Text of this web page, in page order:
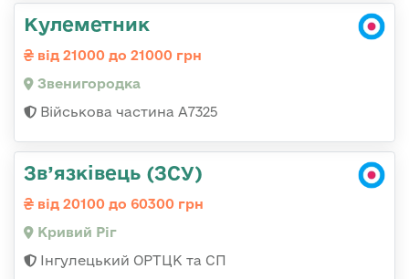
Кулеметник
від 21000 до 21000 грн
Звенигородка
Військова частина А7325
Зв’язківець (ЗСУ)
від 20100 до 60300 грн
Кривий Ріг
Інгулецький ОРТЦК та СП